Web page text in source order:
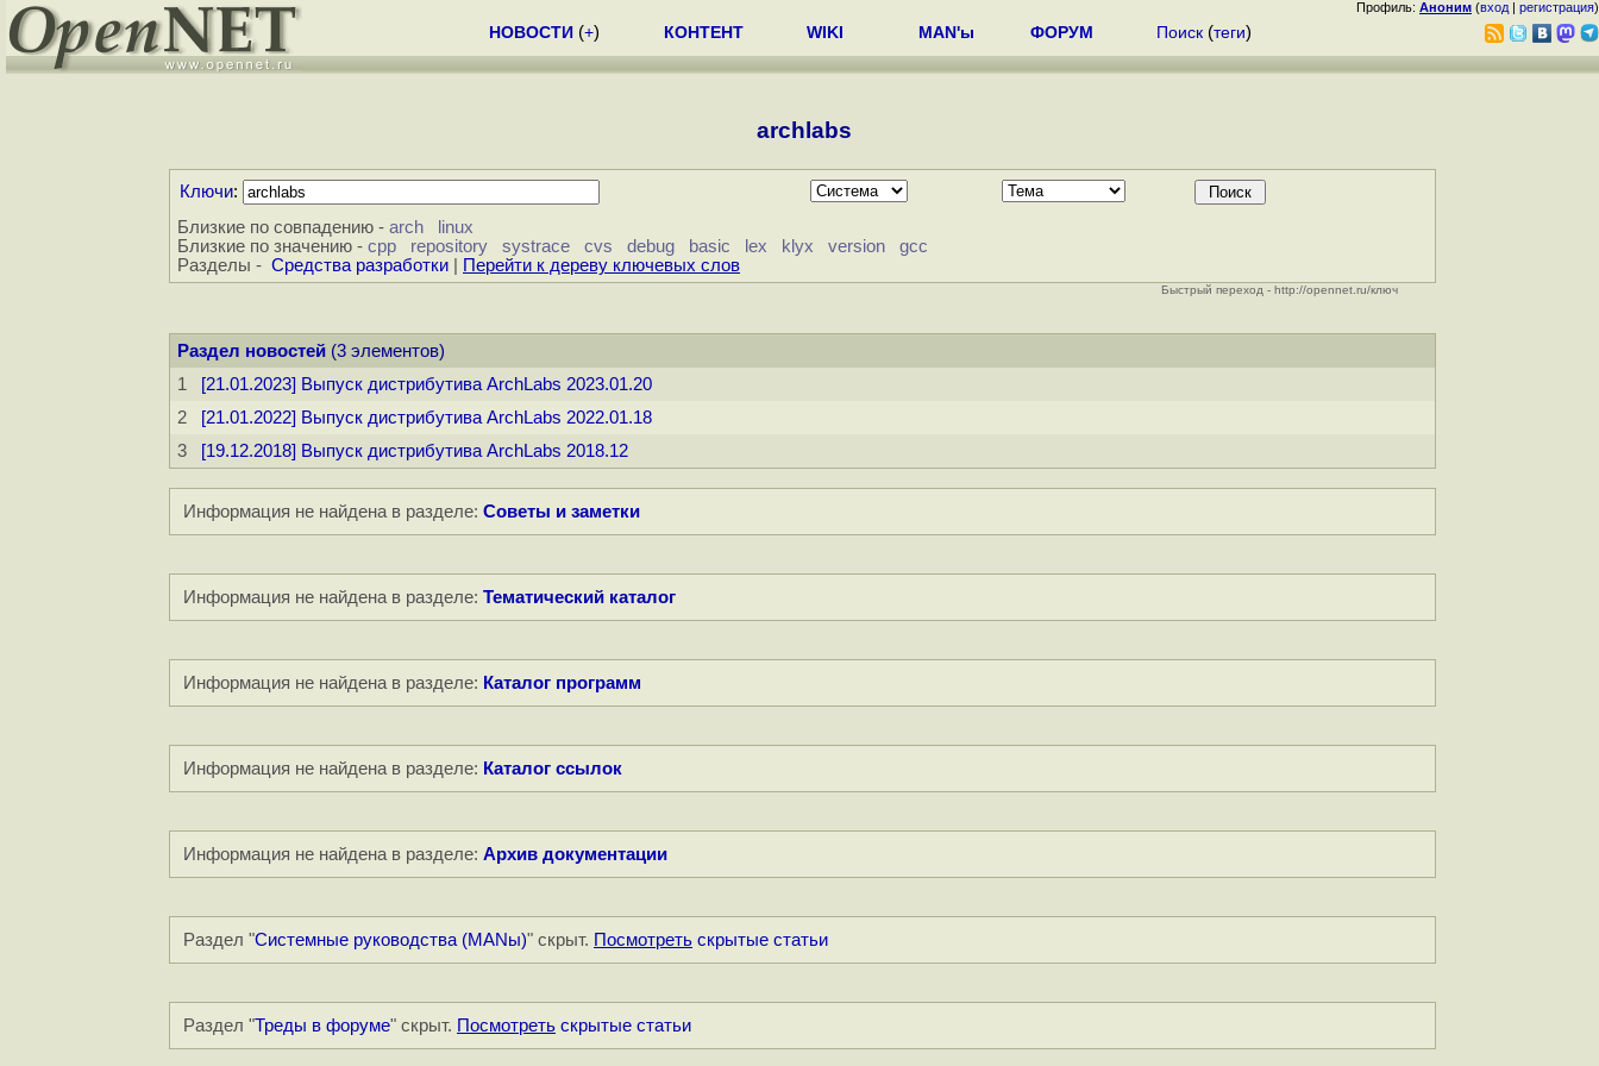
Профиль: Аноним (вход | регистрация)
НОВОСТИ (+) КОНТЕНТ WIKI MAN'ы ФОРУМ Поиск (теги)
archlabs
Ключи:
Близкие по совпадению - arch
linux
Близкие по значению - cpp repository systrace cvs debug basic lex klyx version
gcc
Разделы - Средства разработки Перейти к дереву ключевых слов
Быстрый переход - http://opennet.ru/ключ
Раздел новостей (3 элементов)
1
[21.01.2023] Выпуск дистрибутива ArchLabs 2023.01.20
2
[21.01.2022] Выпуск дистрибутива ArchLabs 2022.01.18
3
[19.12.2018] Выпуск дистрибутива ArchLabs 2018.12
Информация не найдена в разделе: Советы и заметки
Информация не найдена в разделе: Тематический каталог
Информация не найдена в разделе: Каталог программ
Информация не найдена в разделе: Каталог ссылок
Информация не найдена в разделе: Архив документации
Раздел "Системные руководства (MANы)" скрыт. Посмотреть скрытые статьи
Раздел "Треды в форуме" скрыт. Посмотреть скрытые статьи